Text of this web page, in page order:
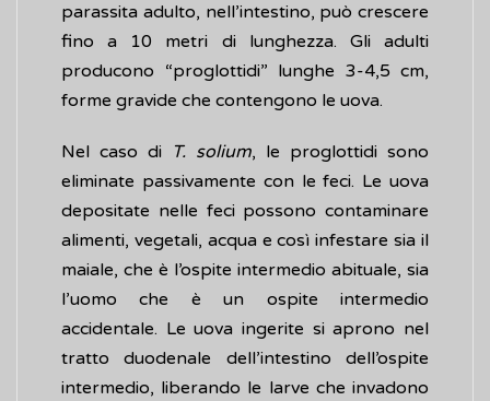
parassita adulto, nell’intestino, può crescere
fino a 10 metri di lunghezza. Gli adulti
producono “proglottidi” lunghe 3-4,5 cm,
forme gravide che contengono le uova.
Nel caso di T. solium, le proglottidi sono
eliminate passivamente con le feci. Le uova
depositate nelle feci possono contaminare
alimenti, vegetali, acqua e così infestare sia il
maiale, che è l’ospite intermedio abituale, sia
l’uomo che è un ospite intermedio
accidentale. Le uova ingerite si aprono nel
tratto duodenale dell’intestino dell’ospite
intermedio, liberando le larve che invadono